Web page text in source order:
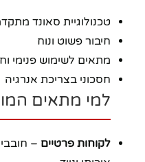
טכנולוגיית סאונד
חיבור פשוט ונוח
מתאים לשימוש פנימי
חסכוני בצריכת אנרגיה
למי מתאים
לקוחות פרטיים –